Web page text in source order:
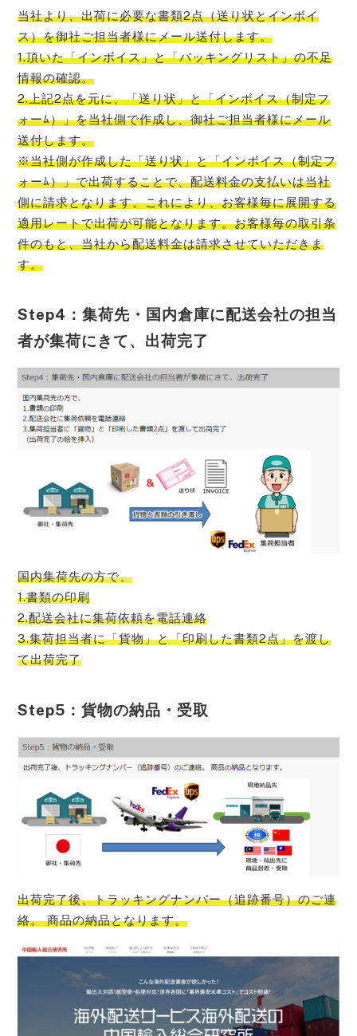
当社より、出荷に必要な書類2点（送り状とインボイ
ス）を御社ご担当者様にメール送付します。
1.頂いた「インボイス」と「パッキングリスト」の不足
情報の確認。
2.上記2点を元に、「送り状」と「インボイス（制定フ
ォーﾑ）」を当社側で作成し、御社ご担当者様にメール
送付します。
※当社側が作成した「送り状」と「インボイス（制定フ
ォーﾑ）」で出荷することで、配送料金の支払いは当社
側に請求となります。これにより、お客様毎に展開する
適用レートで出荷が可能となります。お客様毎の取引条
件のもと、当社から配送料金は請求させていただきま
す。
Step4：集荷先・国内倉庫に配送会社の担当
者が集荷にきて、出荷完了
国内集荷先の方で、
1.書類の印刷
2.配送会社に集荷依頼を電話連絡
3.集荷担当者に「貨物」と「印刷した書類2点」を渡し
て出荷完了
Step5：貨物の納品・受取
出荷完了後、トラッキングナンバー（追跡番号）のご連
絡。 商品の納品となります。